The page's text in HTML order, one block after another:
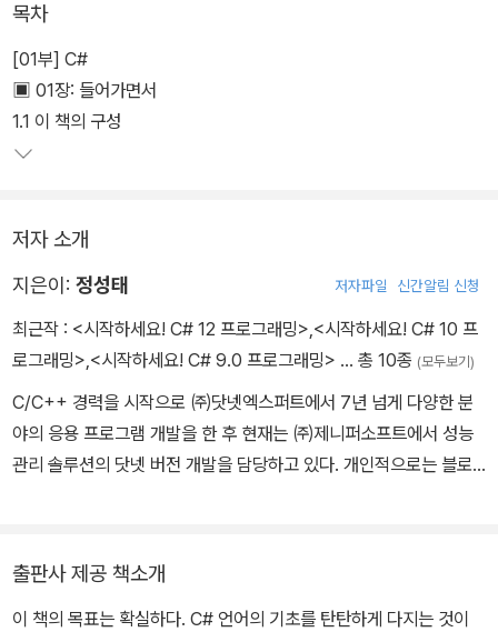
목차
[01부] C#
▣ 01장: 들어가면서
1.1 이 책의 구성
저자 소개
지은이: 정성태 저자파일 신간알림 신청
최근작 : <시작하세요! C# 12 프로그래밍>,<시작하세요! C# 10 프
로그래밍>,<시작하세요! C# 9.0 프로그래밍> … 총 10종 (모두보기)
C/C++ 경력을 시작으로 ㈜닷넷엑스퍼트에서 7년 넘게 다양한 분
야의 응용 프로그램 개발을 한 후 현재는 ㈜제니퍼소프트에서 성능
관리 솔루션의 닷넷 버전 개발을 담당하고 있다. 개인적으로는 블로
출판사 제공 책소개
이 책의 목표는 확실하다. C# 언어의 기초를 탄탄하게 다지는 것이